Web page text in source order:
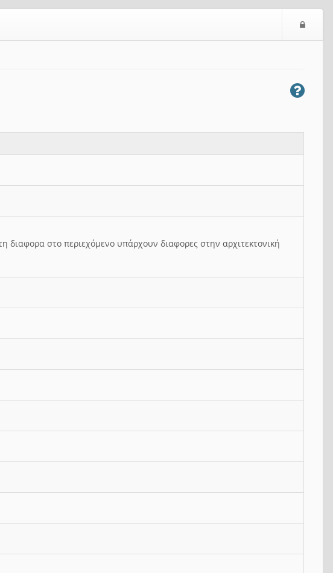
στο περιεχόμενο υπάρχουν διαφορες στην αρχιτεκτονική